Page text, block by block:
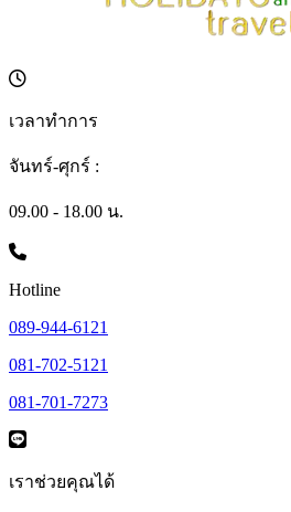
เวลาทำการ
จันทร์-ศุกร์ :
09.00 - 18.00 น.
Hotline
089-944-6121
081-702-5121
081-701-7273
เราช่วยคุณได้